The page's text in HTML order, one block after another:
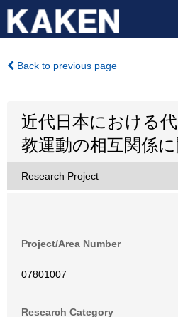
Back to previous page
近代日本における
教運動の相互関係
Research Project
Project/Area Number
07801007
Research Category